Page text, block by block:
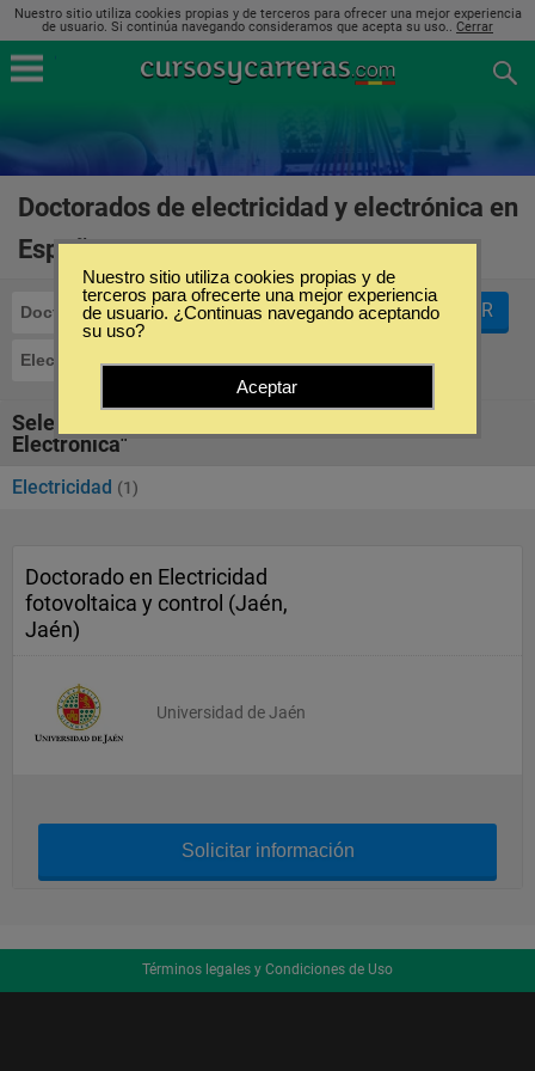
Nuestro sitio utiliza cookies propias y de terceros para ofrecer una mejor experiencia
de usuario. Si continúa navegando consideramos que acepta su uso.. Cerrar
Doctorados de electricidad y electrónica en
España
Doctorados
Electricidad y Electrónica
FILTRAR
Seleccione la SubCategoría de "Electricidad y
Electrónica"
Electricidad (1)
Doctorado en Electricidad
fotovoltaica y control (Jaén,
Jaén)
Universidad de Jaén
Solicitar información
Términos legales y Condiciones de Uso
Nuestro sitio utiliza cookies propias y de
terceros para ofrecerte una mejor experiencia
de usuario. ¿Continuas navegando aceptando
su uso?
Aceptar